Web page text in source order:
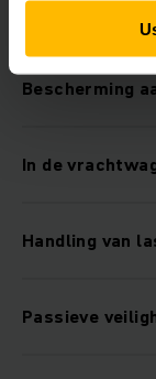
Bescherming
In de
Handling van
Passieve